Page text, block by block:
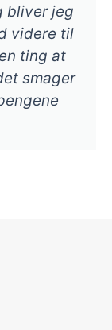
bliver jeg
videre til
ting at
smager